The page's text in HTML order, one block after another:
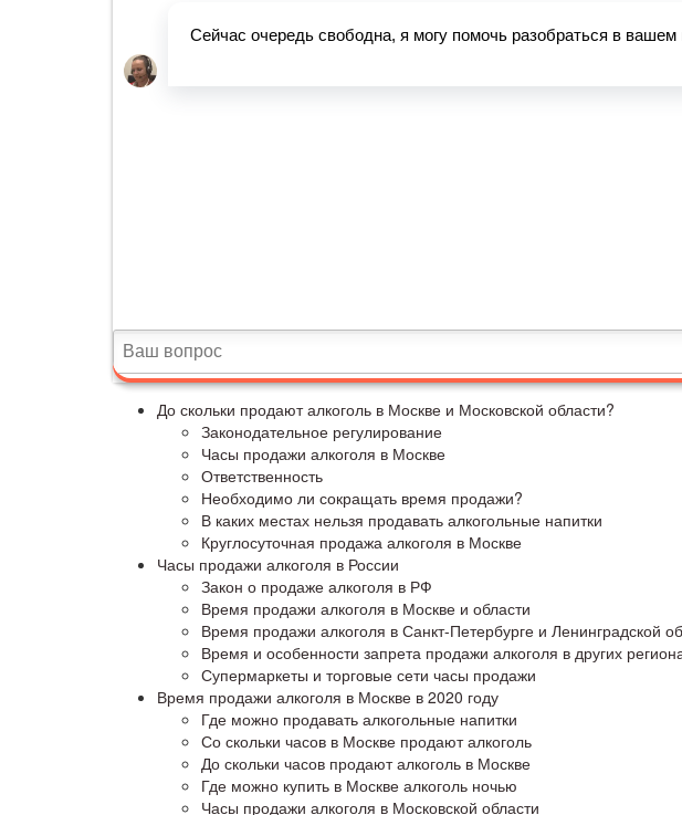
До скольки продают алкоголь в Москве и Московской области?
Законодательное регулирование
Часы продажи алкоголя в Москве
Ответственность
Необходимо ли сокращать время продажи?
В каких местах нельзя продавать алкогольные напитки
Круглосуточная продажа алкоголя в Москве
Часы продажи алкоголя в России
Закон о продаже алкоголя в РФ
Время продажи алкоголя в Москве и области
Время продажи алкоголя в Санкт-Петербурге и Ленинградской
Время и особенности запрета продажи алкоголя в других
Супермаркеты и торговые сети часы продажи
Время продажи алкоголя в Москве в 2020 году
Где можно продавать алкогольные напитки
Со скольки часов в Москве продают алкоголь
До скольки часов продают алкоголь в Москве
Где можно купить в Москве алкоголь ночью
Часы продажи алкоголя в Московской области